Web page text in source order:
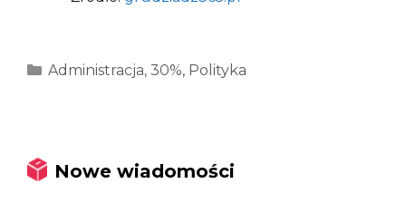
Kategorie
Administracja, 30%, Polityka
Nowe wiadomości